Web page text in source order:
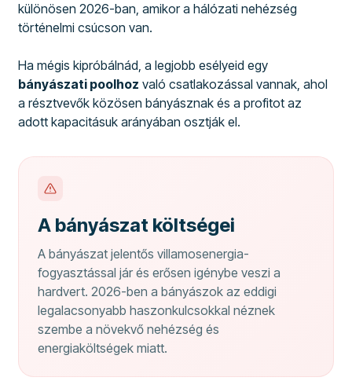
különösen 2026-ban, amikor a hálózati nehézség
történelmi csúcson van.
Ha mégis kipróbálnád, a legjobb esélyeid egy
bányászati poolhoz való csatlakozással vannak, ahol
a résztvevők közösen bányásznak és a profitot az
adott kapacitásuk arányában osztják el.
A bányászat költségei
A bányászat jelentős villamosenergia-
fogyasztással jár és erősen igénybe veszi a
hardvert. 2026-ben a bányászok az eddigi
legalacsonyabb haszonkulcsokkal néznek
szembe a növekvő nehézség és
energiaköltségek miatt.